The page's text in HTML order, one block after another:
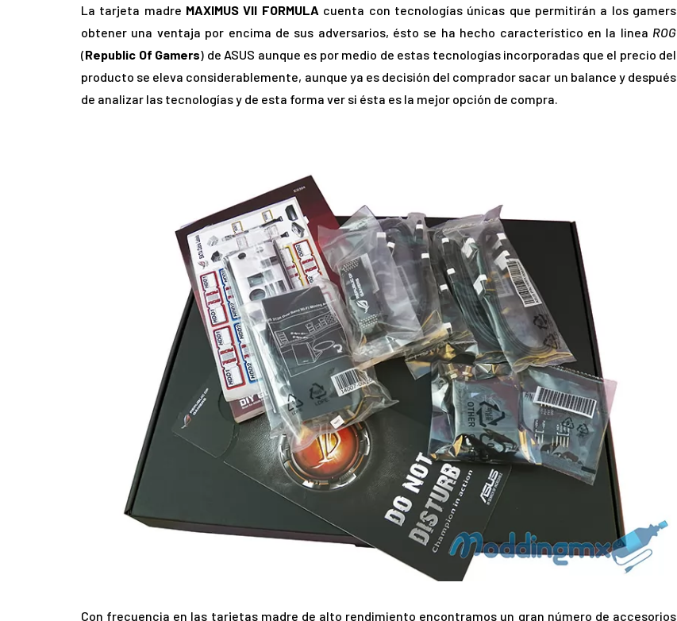
La tarjeta madre MAXIMUS VII FORMULA cuenta con tecnologías únicas que permitirán a los gamers
obtener una ventaja por encima de sus adversarios, ésto se ha hecho característico en la linea ROG
(Republic Of Gamers) de ASUS aunque es por medio de estas tecnologías incorporadas que el precio del
producto se eleva considerablemente, aunque ya es decisión del comprador sacar un balance y después
de analizar las tecnologías y de esta forma ver si ésta es la mejor opción de compra.
Con frecuencia en las tarjetas madre de alto rendimiento encontramos un gran número de accesorios